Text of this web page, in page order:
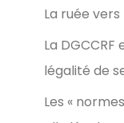
La ruée
La
légalité de
Les «